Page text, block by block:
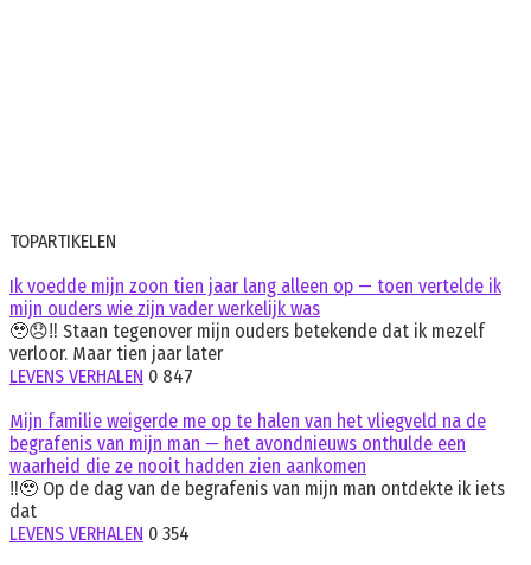
TOPARTIKELEN
Ik voedde mijn zoon tien jaar lang alleen op — toen vertelde ik
mijn ouders wie zijn vader werkelijk was
🥹😞‼️ Staan tegenover mijn ouders betekende dat ik mezelf
verloor. Maar tien jaar later
LEVENS VERHALEN 0 847
Mijn familie weigerde me op te halen van het vliegveld na de
begrafenis van mijn man — het avondnieuws onthulde een
waarheid die ze nooit hadden zien aankomen
‼️🥹 Op de dag van de begrafenis van mijn man ontdekte ik iets
dat
LEVENS VERHALEN 0 354